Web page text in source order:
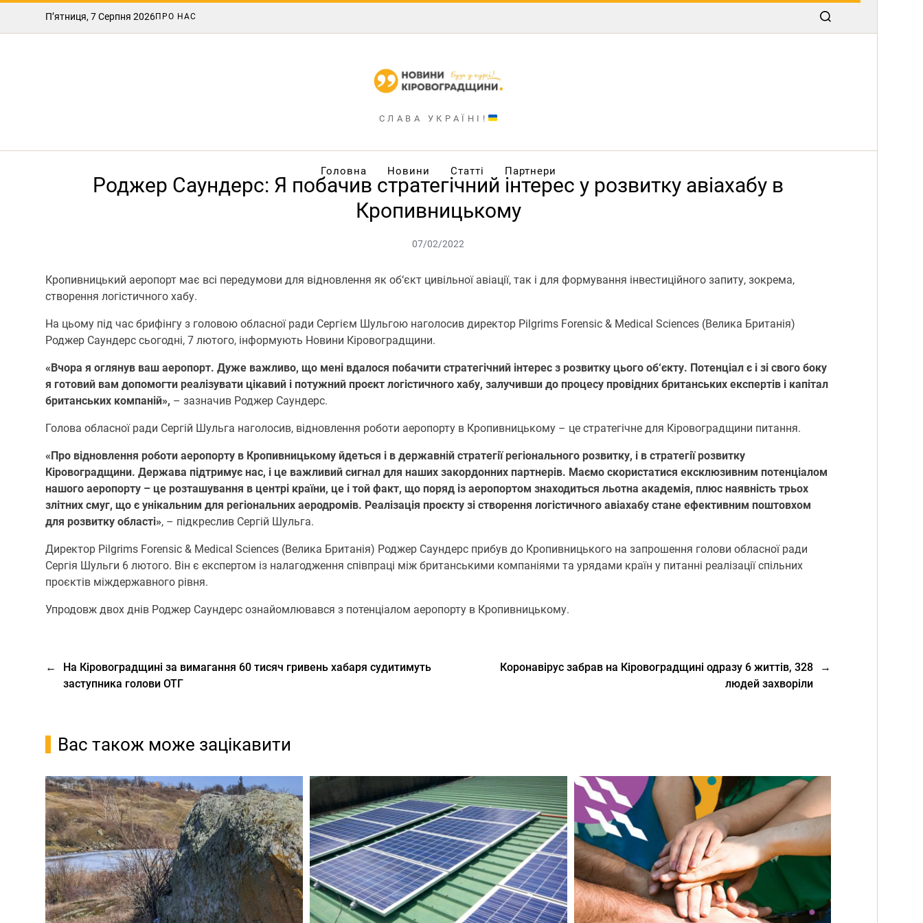
П’ятниця, 7 Серпня 2026ПРО НАС
СЛАВА УКРАЇНІ!
Головна Новини Статті Партнери
Роджер Саундерс: Я побачив стратегічний інтерес у розвитку авіахабу в
Кропивницькому
07/02/2022
Кропивницький аеропорт має всі передумови для відновлення як об‘єкт цивільної авіації, так і для формування інвестиційного запиту, зокрема,
створення логістичного хабу.
На цьому під час брифінгу з головою обласної ради Сергієм Шульгою наголосив директор Pilgrims Forensic & Medical Sciences (Велика Британія)
Роджер Саундерс сьогодні, 7 лютого, інформують Новини Кіровоградщини.
«Вчора я оглянув ваш аеропорт. Дуже важливо, що мені вдалося побачити стратегічний інтерес з розвитку цього об‘єкту. Потенціал є і зі свого боку
я готовий вам допомогти реалізувати цікавий і потужний проєкт логістичного хабу, залучивши до процесу провідних британських експертів і капітал
британських компаній», – зазначив Роджер Саундерс.
Голова обласної ради Сергій Шульга наголосив, відновлення роботи аеропорту в Кропивницькому – це стратегічне для Кіровоградщини питання.
«Про відновлення роботи аеропорту в Кропивницькому йдеться і в державній стратегії регіонального розвитку, і в стратегії розвитку
Кіровоградщини. Держава підтримує нас, і це важливий сигнал для наших закордонних партнерів. Маємо скористатися ексклюзивним потенціалом
нашого аеропорту – це розташування в центрі країни, це і той факт, що поряд із аеропортом знаходиться льотна академія, плюс наявність трьох
злітних смуг, що є унікальним для регіональних аеродромів. Реалізація проєкту зі створення логістичного авіахабу стане ефективним поштовхом
для розвитку області», – підкреслив Сергій Шульга.
Директор Pilgrims Forensic & Medical Sciences (Велика Британія) Роджер Саундерс прибув до Кропивницького на запрошення голови обласної ради
Сергія Шульги 6 лютого. Він є експертом із налагодження співпраці між британськими компаніями та урядами країн у питанні реалізації спільних
проєктів міждержавного рівня.
Упродовж двох днів Роджер Саундерс ознайомлювався з потенціалом аеропорту в Кропивницькому.
←
На Кіровоградщині за вимагання 60 тисяч гривень хабаря судитимуть
заступника голови ОТГ
→
Коронавірус забрав на Кіровоградщині одразу 6 життів, 328
людей захворіли
Вас також може зацікавити